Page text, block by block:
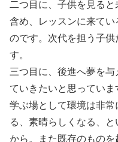
二つ目に、子供を見る
含め、レッスンに来て
のです。次代を担う子
す。
三つ目に、後進へ夢を
ていきたいと思ってい
学ぶ場として環境は非
る、素晴らしくなる、
から。また既存のもの